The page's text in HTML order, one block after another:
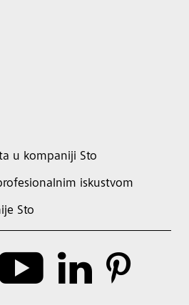
u kompaniji Sto
iskustvom
Sto